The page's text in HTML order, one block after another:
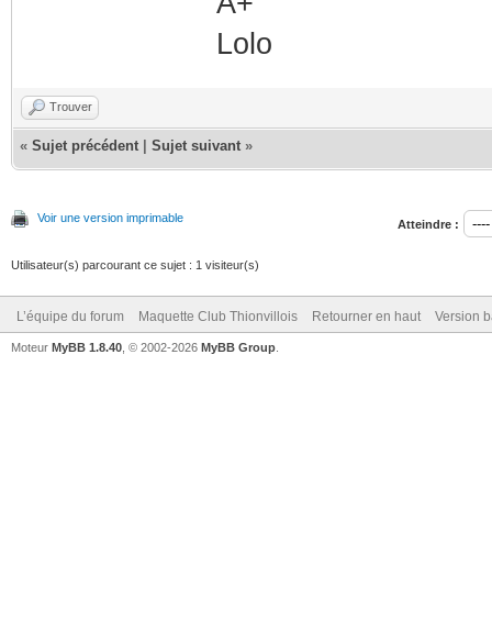
Lolo
Trouver
« Sujet précédent Sujet suivant »
Voir une version imprimable Atteindre :
Utilisateur(s) parcourant ce sujet : 1 visiteur(s)
L’équipe du forum Maquette Club Thionvillois Retourner en haut Version
Moteur MyBB 1.8.40 , © 2002-2026 MyBB Group